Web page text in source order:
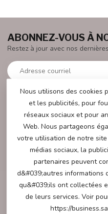
PLUS
Nous serons heureux de vous
ABONNEZ-VOUS À
Restez à jour avec nos
ATOYS.NL
Nous utilisons des cookies
et les publicités, pour
réseaux sociaux et pour
Web. Nous partageons
votre utilisation de notre
médias sociaux, la
partenaires peuvent
d&#039;autres informations
qu&#039;ils ont collectées
de leurs services. Voir
https://